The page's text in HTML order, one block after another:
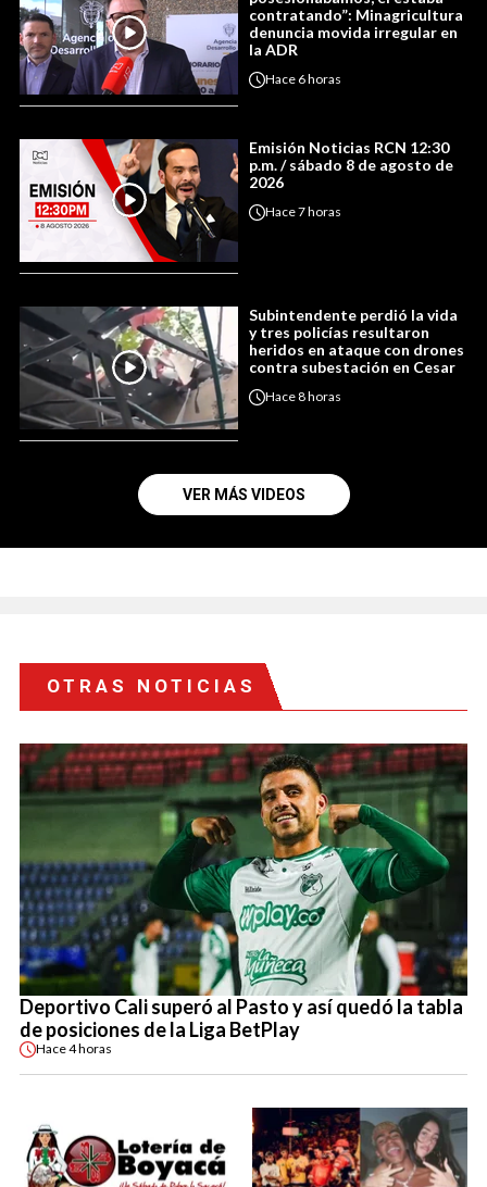
contratando”: Minagricultura
denuncia movida irregular en
la ADR
Hace 6 horas
Emisión Noticias RCN 12:30
p.m. / sábado 8 de agosto de
2026
Hace7 horas
Subintendente perdió la vida
y tres policías resultaron
heridos en ataque con drones
contra subestación en Cesar
Hace8 horas
VER MÁS VIDEOS
OTRAS NOTICIAS
Deportivo Cali superó al Pasto y así quedó la tabla
de posiciones de la Liga BetPlay
Hace4 horas